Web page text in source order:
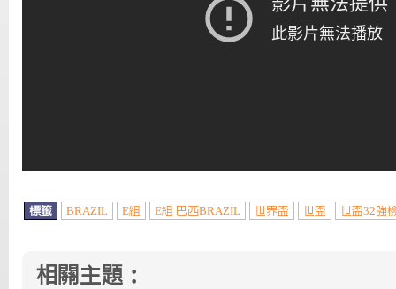
標籤 BRAZIL E組 E組 巴西BRAZIL 世界盃 世盃 世盃32強
相關主題：